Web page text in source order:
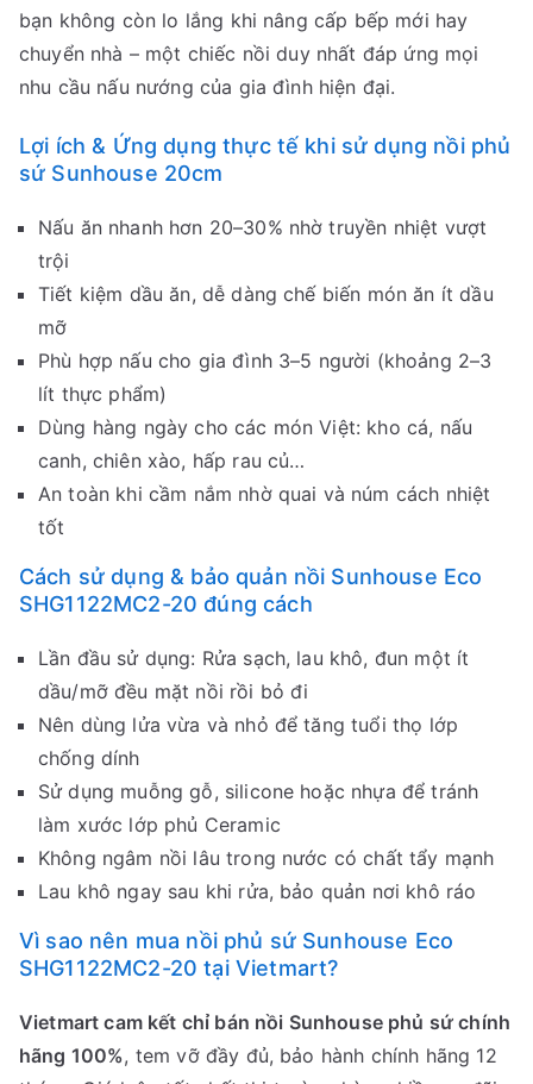
bạn không còn lo lắng khi nâng cấp bếp mới hay
chuyển nhà – một chiếc nồi duy nhất đáp ứng mọi
nhu cầu nấu nướng của gia đình hiện đại.
Lợi ích & Ứng dụng thực tế khi sử dụng nồi phủ
sứ Sunhouse 20cm
Nấu ăn nhanh hơn 20–30% nhờ truyền nhiệt vượt
trội
Tiết kiệm dầu ăn, dễ dàng chế biến món ăn ít dầu
mỡ
Phù hợp nấu cho gia đình 3–5 người (khoảng 2–3
lít thực phẩm)
Dùng hàng ngày cho các món Việt: kho cá, nấu
canh, chiên xào, hấp rau củ…
An toàn khi cầm nắm nhờ quai và núm cách nhiệt
tốt
Cách sử dụng & bảo quản nồi Sunhouse Eco
SHG1122MC2-20 đúng cách
Lần đầu sử dụng: Rửa sạch, lau khô, đun một ít
dầu/mỡ đều mặt nồi rồi bỏ đi
Nên dùng lửa vừa và nhỏ để tăng tuổi thọ lớp
chống dính
Sử dụng muỗng gỗ, silicone hoặc nhựa để tránh
làm xước lớp phủ Ceramic
Không ngâm nồi lâu trong nước có chất tẩy mạnh
Lau khô ngay sau khi rửa, bảo quản nơi khô ráo
Vì sao nên mua nồi phủ sứ Sunhouse Eco
SHG1122MC2-20 tại Vietmart?
Vietmart cam kết chỉ bán nồi Sunhouse phủ sứ chính
hãng 100%, tem vỡ đầy đủ, bảo hành chính hãng 12